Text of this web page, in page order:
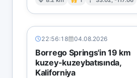
22:56:18 04.08.2026
Borrego Springs'in 19 km
kuzey-kuzeybatısında,
Kaliforniya